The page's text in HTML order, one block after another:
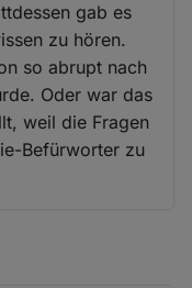
gab es
zu hören.
so abrupt nach
Oder war das
weil die Fragen
Befürworter zu